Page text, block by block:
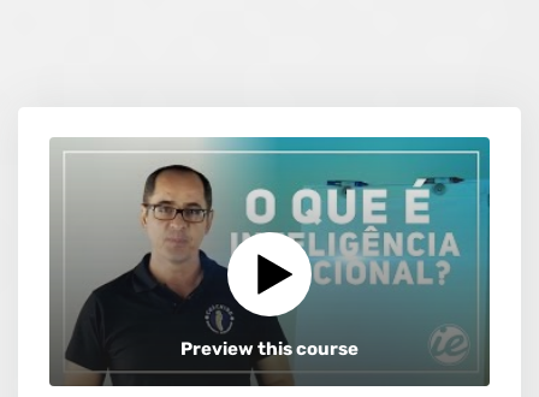
Preview this course